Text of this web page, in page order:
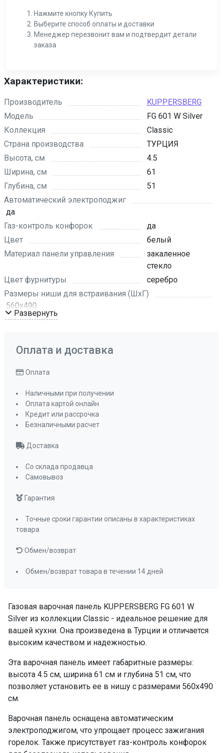
Нажмите кнопку Купить
Выберите способ оплаты и доставки
Менеджер перезвонит вам и подтвердит детали
заказа
Характеристики:
Производитель
KUPPERSBERG
Модель
FG 601 W Silver
Коллекция
Classic
Страна производства
ТУРЦИЯ
Высота, см
4.5
Ширина, см
61
Глубина, см
51
Автоматический электроподжиг
да
Газ-контроль конфорок
да
Цвет
белый
Материал панели управления
закаленное
стекло
Цвет фурнитуры
серебро
Размеры ниши для встраивания (ШхГ)
560х490
Мощность конфорок, кВт: передняя левая
Мощность конфорок, кВт: передняя правая
Мощность конфорок, кВт: задняя левая
Мощность конфорок, кВт: задняя правая
ПРОМО Скидка
Развернуть
Газовая варочная панель KUPPERSBERG FG 601 W
Silver из коллекции Classic - идеальное решение для
вашей кухни. Она произведена в Турции и отличается
высоким качеством и надежностью.
Эта варочная панель имеет габаритные размеры:
высота 4.5 см, ширина 61 см и глубина 51 см, что
позволяет установить ее в нишу с размерами 560х490
см.
Варочная панель оснащена автоматическим
электроподжигом, что упрощает процесс зажигания
горелок. Также присутствует газ-контроль конфорок
Оплата и доставка
Оплата
Наличными при получении
Оплата картой онлайн
Кредит или рассрочка
Безналичными расчет
Доставка
Со склада продавца
Самовывоз
Гарантия
Точные сроки гарантии описаны в характеристиках
товара
Обмен/возврат
Обмен/возврат товара в течении 14 дней